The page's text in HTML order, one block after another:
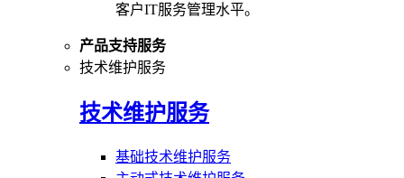
客户IT服务管理水平。
产品支持服务
技术维护服务
技术维护服务
基础技术维护服务